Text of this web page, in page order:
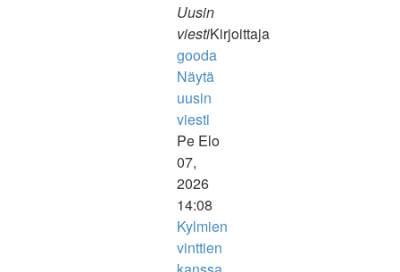
Uusin
viestiKirjoittaja
gooda
Näytä
uusin
viesti
Pe Elo
07,
2026
14:08
Kylmien
vinttien